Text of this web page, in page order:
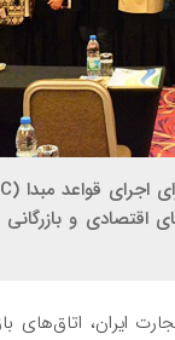
توسعه تجارت ایران،